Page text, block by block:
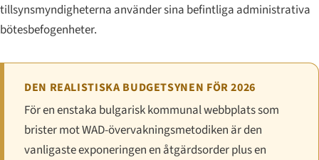
tillsynsmyndigheterna använder sina befintliga administrativa
bötesbefogenheter.
DEN REALISTISKA BUDGETSYNEN FÖR 2026
För en enstaka bulgarisk kommunal webbplats som
brister mot WAD-övervakningsmetodiken är den
vanligaste exponeringen en åtgärdsorder plus en